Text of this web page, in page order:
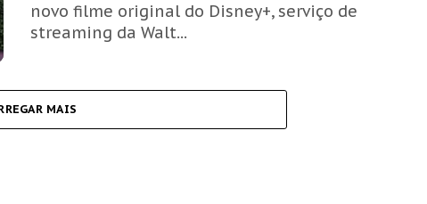
novo filme original do Disney+, serviço de
streaming da Walt...
MAIS